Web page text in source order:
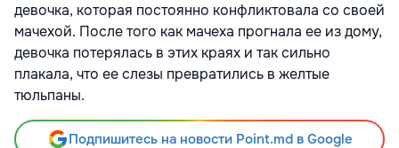
девочка, которая постоянно конфликтовала со своей
мачехой. После того как мачеха прогнала ее из дому,
девочка потерялась в этих краях и так сильно
плакала, что ее слезы превратились в желтые
тюльпаны.
Подпишитесь на новости Point.md в Google